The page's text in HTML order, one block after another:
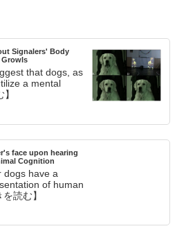
Signalers' Body
Growls
that dogs, as
a mental
face upon hearing
Cognition
dogs have a
of human
読む】